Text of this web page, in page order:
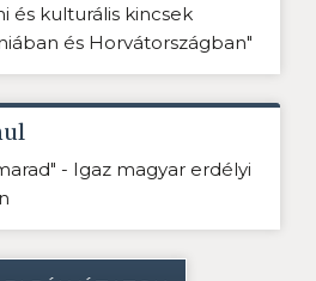
és kulturális kincsek
és Horvátországban"
- Igaz magyar erdélyi